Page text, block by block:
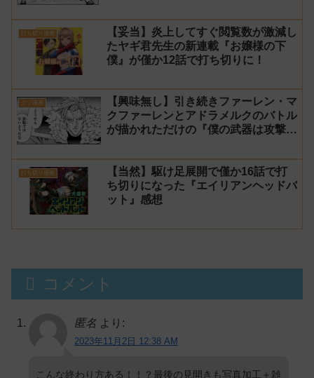
打ち切り漫画
【妥当】炎上してすぐ閲覧数が激減し
たヤギ君先生の新連載『お嬢様の下
僕』が僅か12話で打ち切りに！
クソ漫画
【興味無し】引き続きファーレン・マ
クファーレンとアドラメルクのバトル
が描かれただけの『僕の武器は攻撃力
郎】
打ち切り漫画
【当然】駆け足展開で僅か16話で打
ち切りになった『エイリアンヘッドバ
ット』感想
コメント
匿名 より:
2023年11月2日 12:38 AM
こんな終わり方ある！！？最後の見開きも写真加工＋雑